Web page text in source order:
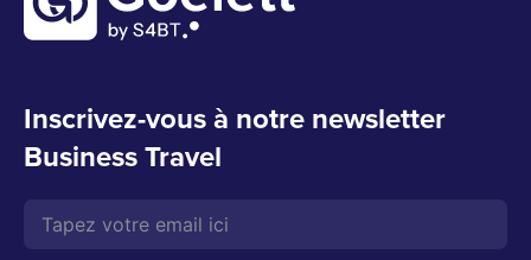
Inscrivez-vous à notre newsletter
Business Travel